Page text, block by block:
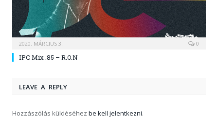
2020. MÁRCIUS 3. 0
IPC Mix .85 – R.O.N
LEAVE A REPLY
Hozzászólás küldéséhez be kell jelentkezni.